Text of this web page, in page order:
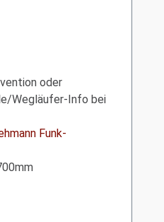
oder
Wegläufer-Info bei
Funk-